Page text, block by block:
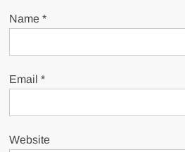
Name*
Email*
Website